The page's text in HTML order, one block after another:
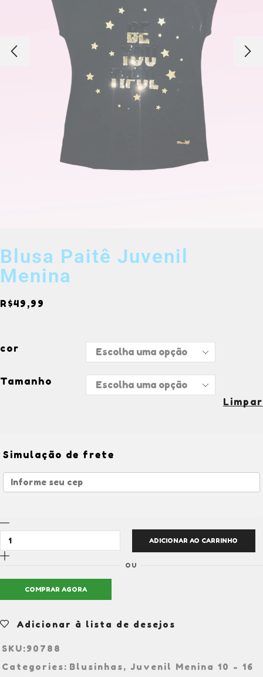
Blusa Paitê Juvenil
Menina
R$49,99
cor
Tamanho
Limpar
Simulação de frete
ADICIONAR AO CARRINHO
OU
COMPRAR AGORA
Adicionar à lista de desejos
SKU:90788
Categories: Blusinhas, Juvenil Menina 10 - 16